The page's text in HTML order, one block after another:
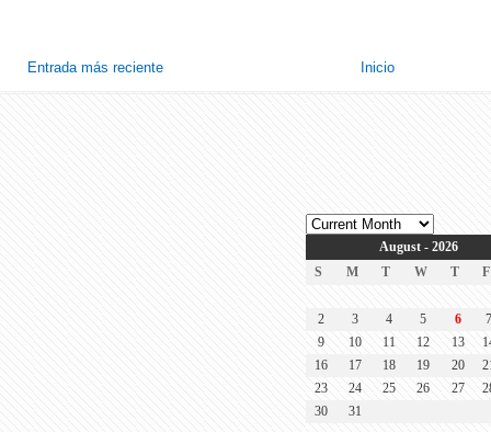
Entrada más reciente Inicio
August - 2026
S
M T W T F
2 3 4 5 6
9
10 11 12 13
16
17 18 19 20
23
24 25 26 27
30
31